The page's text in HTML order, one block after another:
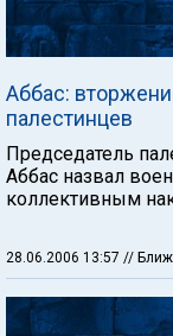
Аббас:
палестинцев
Председатель
Аббас назвал
коллективным
28.06.2006 13:57 //